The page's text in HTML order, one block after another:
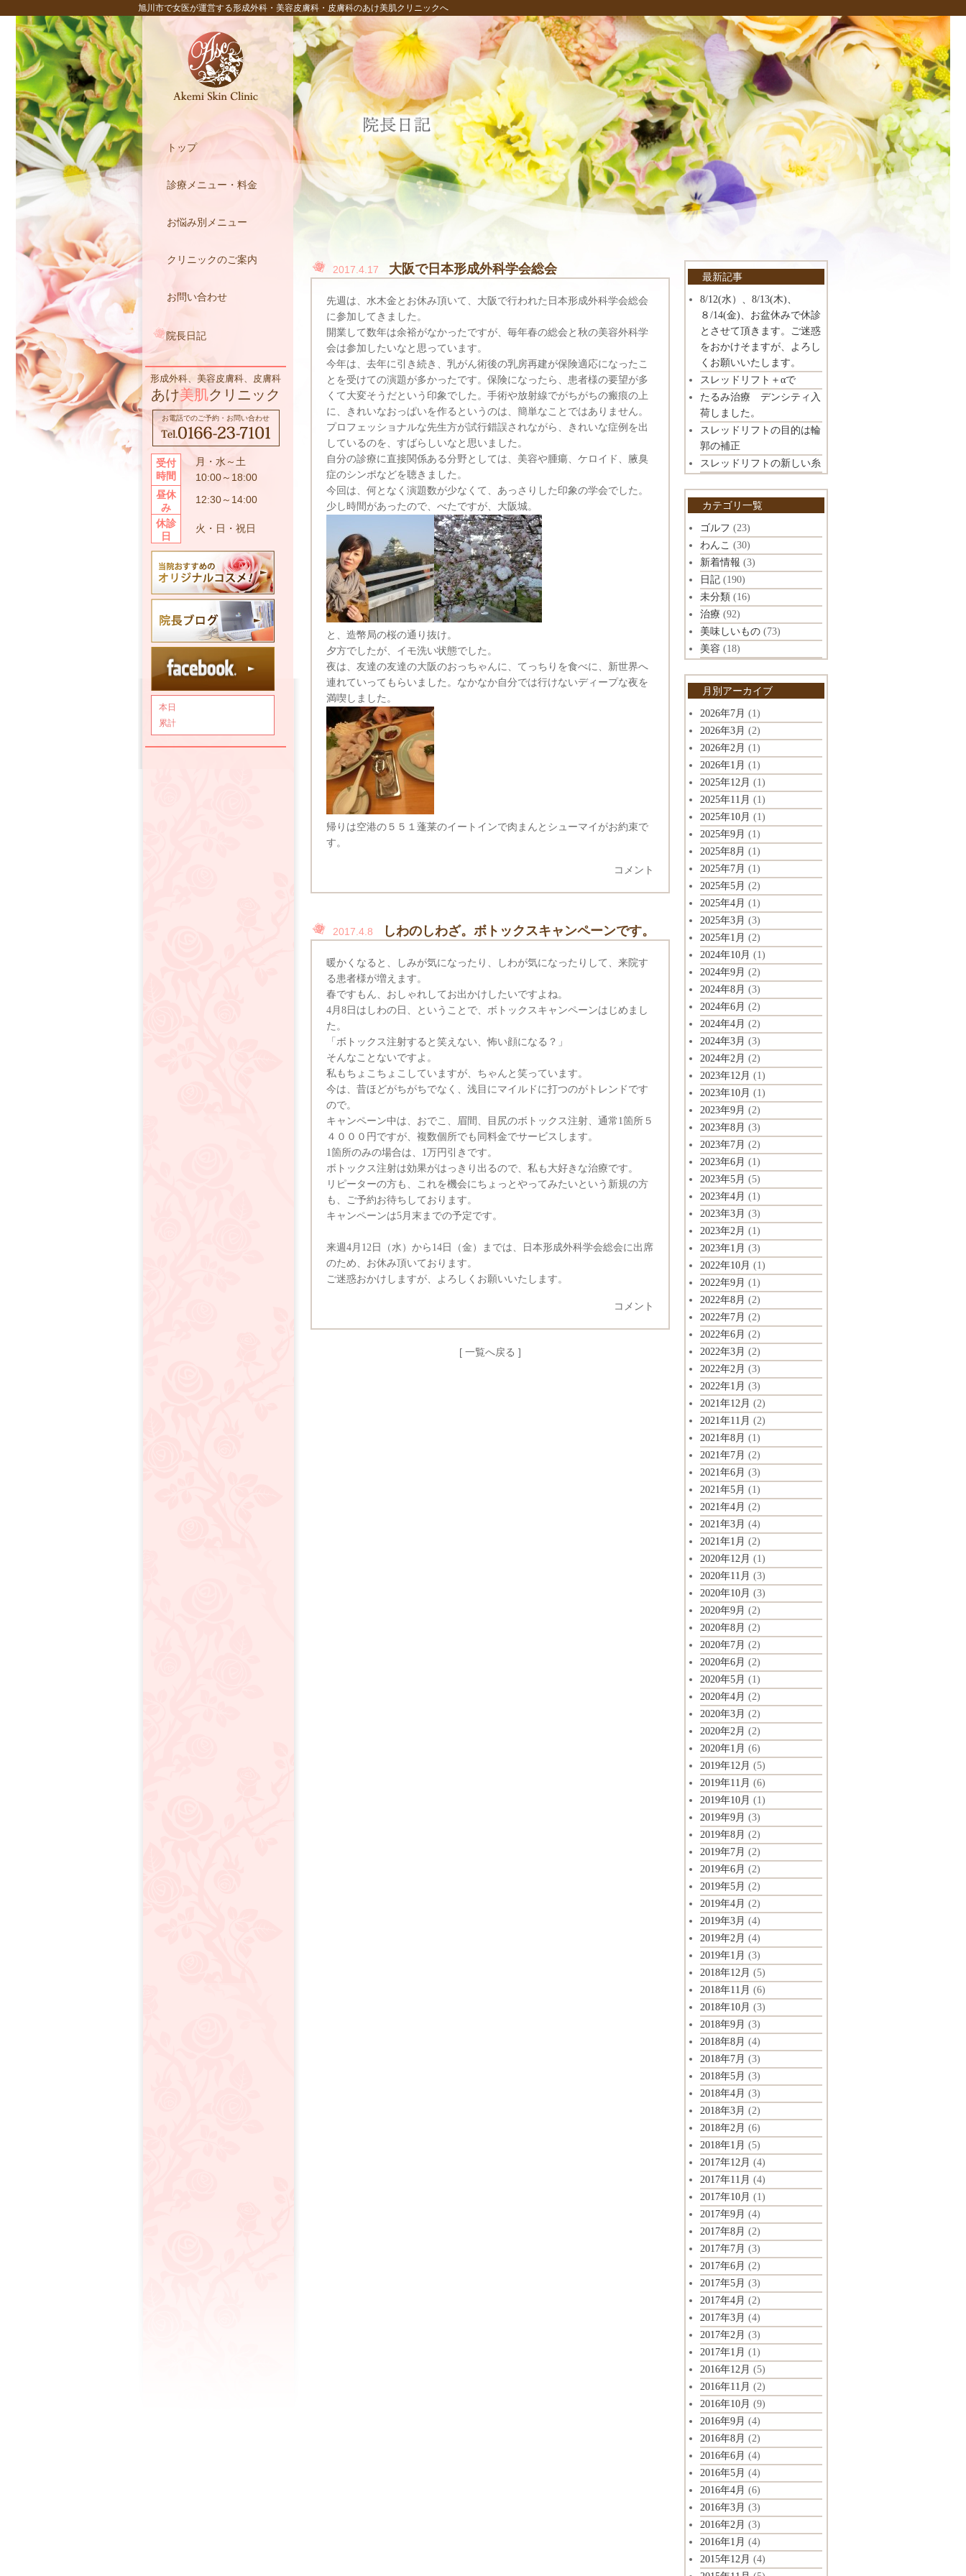
旭川市で女医が運営する形成外科・美容皮膚科・皮膚科のあけ美肌クリニックへ
トップ
診療メニュー・料金
お悩み別メニュー
クリニックのご案内
お問い合わせ
院長日記
形成外科、美容皮膚科、皮膚科
あけ美肌クリニック
お電話でのご予約・お問い合わせ
受付
時間
月・水～土
10:00～18:00
昼休
み
12:30～14:00
休診
日
火・日・祝日
本日
累計
最新記事
8/12(水）、8/13(木)、
８/14(金)、お盆休みで休診
とさせて頂きます。ご迷惑
をおかけそますが、よろし
くお願いいたします。
スレッドリフト＋αで
たるみ治療 デンシティ入
荷しました。
スレッドリフトの目的は輪
郭の補正
スレッドリフトの新しい糸
カテゴリ一覧
ゴルフ (23)
わんこ (30)
新着情報 (3)
日記 (190)
未分類 (16)
治療 (92)
美味しいもの (73)
美容 (18)
月別アーカイブ
2026年7月 (1)
2026年3月 (2)
2026年2月 (1)
2026年1月 (1)
2025年12月 (1)
2025年11月 (1)
2025年10月 (1)
2025年9月 (1)
2025年8月 (1)
2025年7月 (1)
2025年5月 (2)
2025年4月 (1)
2025年3月 (3)
2025年1月 (2)
2024年10月 (1)
2024年9月 (2)
2024年8月 (3)
2024年6月 (2)
2024年4月 (2)
2024年3月 (3)
2024年2月 (2)
2023年12月 (1)
2023年10月 (1)
2023年9月 (2)
2023年8月 (3)
2023年7月 (2)
2023年6月 (1)
2023年5月 (5)
2023年4月 (1)
2023年3月 (3)
2023年2月 (1)
2023年1月 (3)
2022年10月 (1)
2022年9月 (1)
2022年8月 (2)
2022年7月 (2)
2022年6月 (2)
2022年3月 (2)
2022年2月 (3)
2022年1月 (3)
2021年12月 (2)
2021年11月 (2)
2021年8月 (1)
2021年7月 (2)
2021年6月 (3)
2021年5月 (1)
2021年4月 (2)
2021年3月 (4)
2021年1月 (2)
2020年12月 (1)
2020年11月 (3)
2020年10月 (3)
2020年9月 (2)
2020年8月 (2)
2020年7月 (2)
2020年6月 (2)
2020年5月 (1)
2020年4月 (2)
2020年3月 (2)
2020年2月 (2)
2020年1月 (6)
2019年12月 (5)
2019年11月 (6)
2019年10月 (1)
2019年9月 (3)
2019年8月 (2)
2019年7月 (2)
2019年6月 (2)
2019年5月 (2)
2019年4月 (2)
2019年3月 (4)
2019年2月 (4)
2019年1月 (3)
2018年12月 (5)
2018年11月 (6)
2018年10月 (3)
2018年9月 (3)
2018年8月 (4)
2018年7月 (3)
2018年5月 (3)
2018年4月 (3)
2018年3月 (2)
2018年2月 (6)
2018年1月 (5)
2017年12月 (4)
2017年11月 (4)
2017年10月 (1)
2017年9月 (4)
2017年8月 (2)
2017年7月 (3)
2017年6月 (2)
2017年5月 (3)
2017年4月 (2)
2017年3月 (4)
2017年2月 (3)
2017年1月 (1)
2016年12月 (5)
2016年11月 (2)
2016年10月 (9)
2016年9月 (4)
2016年8月 (2)
2016年6月 (4)
2016年5月 (4)
2016年4月 (6)
2016年3月 (3)
2016年2月 (3)
2016年1月 (4)
2015年12月 (4)
2017.4.17 大阪で日本形成外科学会総会
先週は、水木金とお休み頂いて、大阪で行われた日本形成外科学会総会
に参加してきました。
開業して数年は余裕がなかったですが、毎年春の総会と秋の美容外科学
会は参加したいなと思っています。
今年は、去年に引き続き、乳がん術後の乳房再建が保険適応になったこ
とを受けての演題が多かったです。保険になったら、患者様の要望が多
くて大変そうだという印象でした。手術や放射線でがちがちの瘢痕の上
に、きれいなおっぱいを作るというのは、簡単なことではありません。
プロフェッショナルな先生方が試行錯誤されながら、きれいな症例を出
しているのを、すばらしいなと思いました。
自分の診療に直接関係ある分野としては、美容や腫瘍、ケロイド、腋臭
症のシンポなどを聴きました。
今回は、何となく演題数が少なくて、あっさりした印象の学会でした。
少し時間があったので、べたですが、大阪城。
と、造幣局の桜の通り抜け。
夕方でしたが、イモ洗い状態でした。
夜は、友達の友達の大阪のおっちゃんに、てっちりを食べに、新世界へ
連れていってもらいました。なかなか自分では行けないディープな夜を
満喫しました。
帰りは空港の５５１蓬莱のイートインで肉まんとシューマイがお約束で
す。
コメント
2017.4.8 しわのしわざ。ボトックスキャンペーンです。
暖かくなると、しみが気になったり、しわが気になったりして、来院す
る患者様が増えます。
春ですもん、おしゃれしてお出かけしたいですよね。
4月8日はしわの日、ということで、ボトックスキャンペーンはじめまし
た。
「ボトックス注射すると笑えない、怖い顔になる？」
そんなことないですよ。
私もちょこちょこしていますが、ちゃんと笑っています。
今は、昔ほどがちがちでなく、浅目にマイルドに打つのがトレンドです
ので。
キャンペーン中は、おでこ、眉間、目尻のボトックス注射、通常1箇所５
４０００円ですが、複数個所でも同料金でサービスします。
1箇所のみの場合は、1万円引きです。
ボトックス注射は効果がはっきり出るので、私も大好きな治療です。
リピーターの方も、これを機会にちょっとやってみたいという新規の方
も、ご予約お待ちしております。
キャンペーンは5月末までの予定です。
来週4月12日（水）から14日（金）までは、日本形成外科学会総会に出席
のため、お休み頂いております。
ご迷惑おかけしますが、よろしくお願いいたします。
コメント
[ 一覧へ戻る ]